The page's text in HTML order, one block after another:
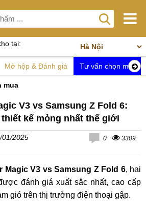
tại:
Mở hộp & Đánh giá Tư vấn chọn mua
mua
V3 vs Samsung Z Fold 6:
kế mỏng nhất thế giới
01/2025
0 3309
Magic V3 vs Samsung Z Fold 6, hai
đánh giá xuất sắc nhất, cao cấp
gió trên thị trường điện thoại gập.